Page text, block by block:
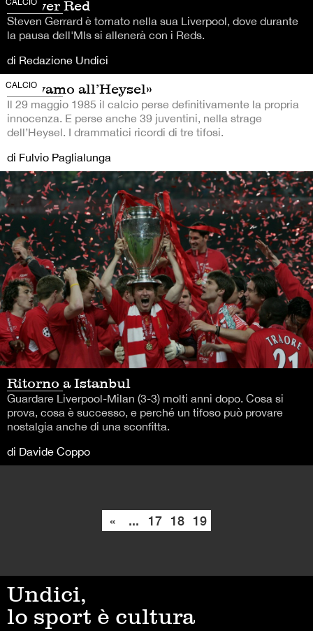
Forever Red
Steven Gerrard è tornato nella sua Liverpool, dove durante
la pausa dell'Mls si allenerà con i Reds.
di Redazione Undici
CALCIO
«Eravamo all’Heysel»
Il 29 maggio 1985 il calcio perse definitivamente la propria
innocenza. E perse anche 39 juventini, nella strage
dell’Heysel. I drammatici ricordi di tre tifosi.
di Fulvio Paglialunga
Ritorno a Istanbul
Guardare Liverpool-Milan (3-3) molti anni dopo. Cosa si
prova, cosa è successo, e perché un tifoso può provare
nostalgia anche di una sconfitta.
di Davide Coppo
« ... 17 18 19
Undici,
lo sport è cultura